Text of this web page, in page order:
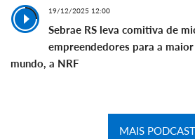
19/12/2025 12:00
Sebrae RS leva comitiva de
empreendedores para a
mundo, a NRF
MAIS PODCAST